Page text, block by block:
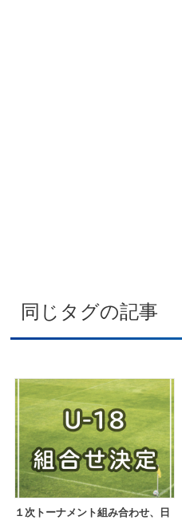
同じタグの記事
１次トーナメント組み合わせ、日